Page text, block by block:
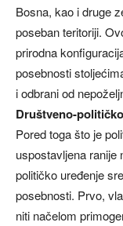
Bosna, kao i druge
poseban teritoriji.
prirodna
posebnosti
i odbrani od
Društveno-
Pored toga što je
uspostavljena ranije
političko uređenje
posebnosti. Prvo,
niti načelom